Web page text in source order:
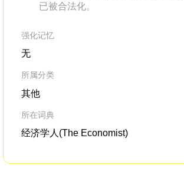
已被合法化。
强化记忆
无
所属分类
其他
所在词典
经济学人(The Economist)